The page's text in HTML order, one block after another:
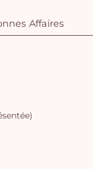
Affaires